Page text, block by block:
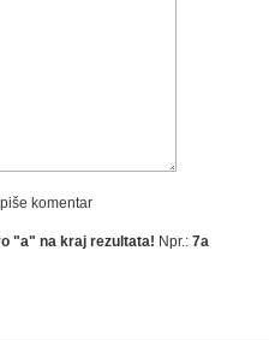
komentar
"a" na kraj rezultata! Npr.: 7a